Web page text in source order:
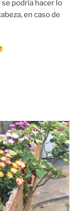
podría hacer lo
en caso de